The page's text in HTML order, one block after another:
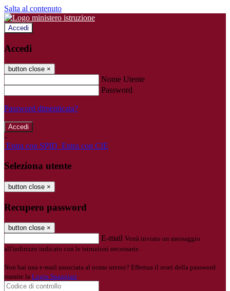
Salta al contenuto
Accedi
Accedi
button close ×
Nome Utente
Password
Password dimenticata?
-
Entra con SPID Entra con CIE
Seleziona utente
button close ×
Recupero password
button close ×
E-mail Verrà inviato un messaggio
all'indirizzo indicato con le istruzioni necessarie.
Non hai una e-mail associata al nome utente? Effettua il reset della password
tramite la Login Spaggiari